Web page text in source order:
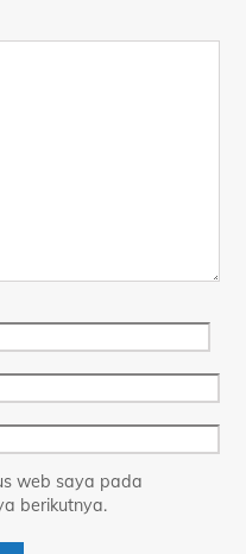
web saya pada
berikutnya.